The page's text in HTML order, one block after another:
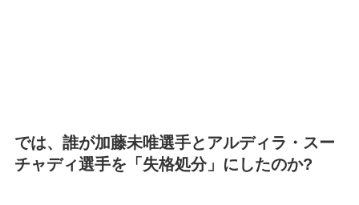
では、誰が加藤未唯選手とアルディラ・スー
チャディ選手を「失格処分」にしたのか?